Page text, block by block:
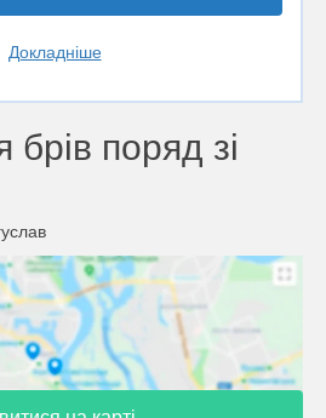
Докладніше
поряд зі